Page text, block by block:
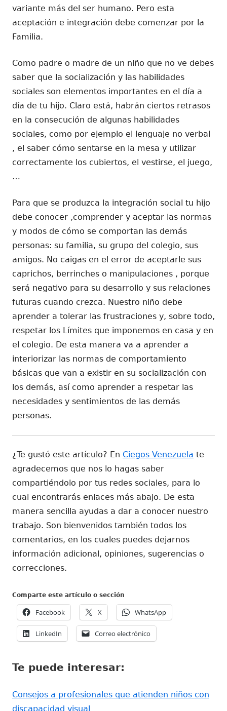
variante más del ser humano. Pero esta
aceptación e integración debe comenzar por la
Familia.
Como padre o madre de un niño que no ve debes
saber que la socialización y las habilidades
sociales son elementos importantes en el día a
día de tu hijo. Claro está, habrán ciertos retrasos
en la consecución de algunas habilidades
sociales, como por ejemplo el lenguaje no verbal
, el saber cómo sentarse en la mesa y utilizar
correctamente los cubiertos, el vestirse, el juego,
…
Para que se produzca la integración social tu hijo
debe conocer ,comprender y aceptar las normas
y modos de cómo se comportan las demás
personas: su familia, su grupo del colegio, sus
amigos. No caigas en el error de aceptarle sus
caprichos, berrinches o manipulaciones , porque
será negativo para su desarrollo y sus relaciones
futuras cuando crezca. Nuestro niño debe
aprender a tolerar las frustraciones y, sobre todo,
respetar los Límites que imponemos en casa y en
el colegio. De esta manera va a aprender a
interiorizar las normas de comportamiento
básicas que van a existir en su socialización con
los demás, así como aprender a respetar las
necesidades y sentimientos de las demás
personas.
¿Te gustó este artículo? En Ciegos Venezuela te
agradecemos que nos lo hagas saber
compartiéndolo por tus redes sociales, para lo
cual encontrarás enlaces más abajo. De esta
manera sencilla ayudas a dar a conocer nuestro
trabajo. Son bienvenidos también todos los
comentarios, en los cuales puedes dejarnos
información adicional, opiniones, sugerencias o
correcciones.
Comparte este artículo o sección
Facebook
en
X
en
una
WhatsApp
en
LinkedIn
en
ventana
Correo electrónico
en
Te puede interesar:
Consejos a profesionales que atienden niños con
discapacidad visual